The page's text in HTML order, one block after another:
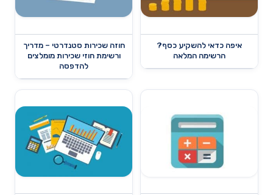
איפה כדאי להשקיע כסף?
הרשימה המלאה
חוזה שכירות סטנדרטי – מדריך
ורשימת חוזי שכירות מומלצים
להדפסה